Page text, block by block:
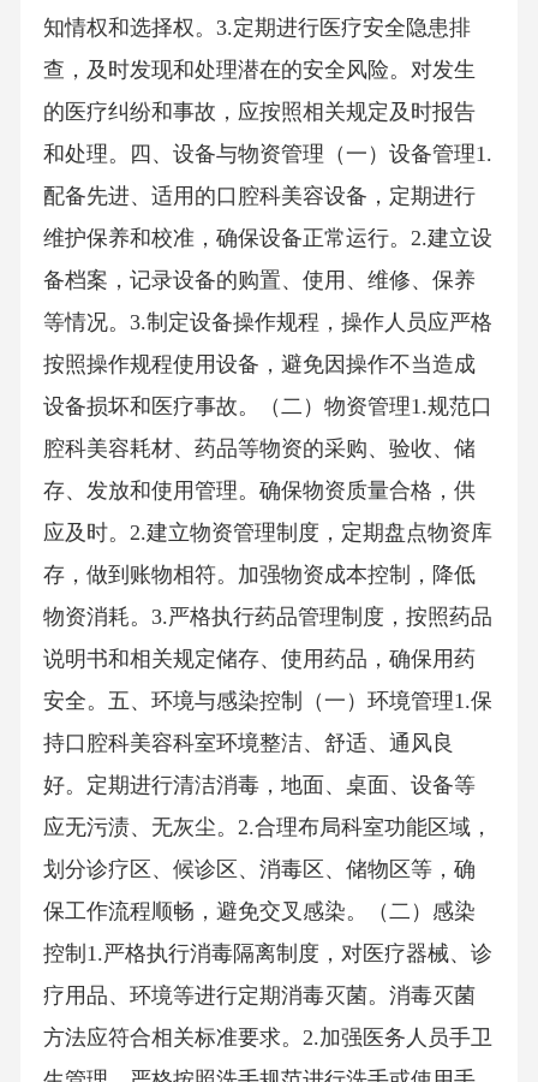
知情权和选择权。3.定期进行医疗安全隐患排
查，及时发现和处理潜在的安全风险。对发生
的医疗纠纷和事故，应按照相关规定及时报告
和处理。四、设备与物资管理（一）设备管理1.
配备先进、适用的口腔科美容设备，定期进行
维护保养和校准，确保设备正常运行。2.建立设
备档案，记录设备的购置、使用、维修、保养
等情况。3.制定设备操作规程，操作人员应严格
按照操作规程使用设备，避免因操作不当造成
设备损坏和医疗事故。（二）物资管理1.规范口
腔科美容耗材、药品等物资的采购、验收、储
存、发放和使用管理。确保物资质量合格，供
应及时。2.建立物资管理制度，定期盘点物资库
存，做到账物相符。加强物资成本控制，降低
物资消耗。3.严格执行药品管理制度，按照药品
说明书和相关规定储存、使用药品，确保用药
安全。五、环境与感染控制（一）环境管理1.保
持口腔科美容科室环境整洁、舒适、通风良
好。定期进行清洁消毒，地面、桌面、设备等
应无污渍、无灰尘。2.合理布局科室功能区域，
划分诊疗区、候诊区、消毒区、储物区等，确
保工作流程顺畅，避免交叉感染。（二）感染
控制1.严格执行消毒隔离制度，对医疗器械、诊
疗用品、环境等进行定期消毒灭菌。消毒灭菌
方法应符合相关标准要求。2.加强医务人员手卫